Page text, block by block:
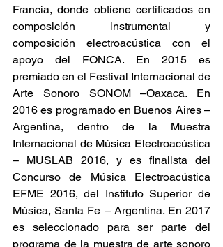
Francia, donde obtiene certificados en
composición instrumental y
composición electroacústica con el
apoyo del FONCA. En 2015 es
premiado en el Festival Internacional de
Arte Sonoro SONOM –Oaxaca. En
2016 es programado en Buenos Aires –
Argentina, dentro de la Muestra
Internacional de Música Electroacústica
– MUSLAB 2016, y es finalista del
Concurso de Música Electroacústica
EFME 2016, del Instituto Superior de
Música, Santa Fe – Argentina. En 2017
es seleccionado para ser parte del
programa de la muestra de arte sonoro